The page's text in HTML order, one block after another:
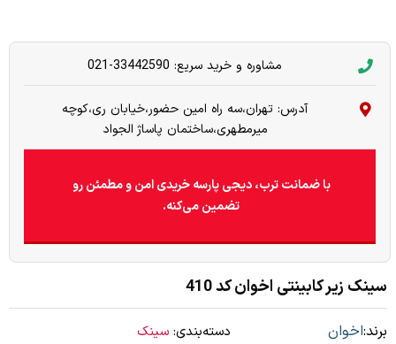
مشاوره و خرید سریع: 33442590-021
آدرس: تهران،سه راه امین حضور،خیابان ری،کوچه
میرمطهری،ساختمان پاساژ الجواد
با ضمانت ترب، دیجی پارسه خریدی امن و مطمئن رو
تضمین می‌کنه.
سینک زیر کابینتی اخوان کد 410
برند:اخوان دسته‌بندی: سینک